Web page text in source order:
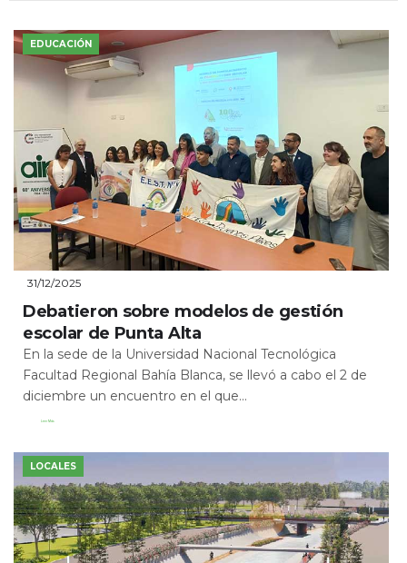
EDUCACIÓN
31/12/2025
Debatieron sobre modelos de gestión
escolar de Punta Alta
En la sede de la Universidad Nacional Tecnológica
Facultad Regional Bahía Blanca, se llevó a cabo el 2 de
diciembre un encuentro en el que...
Leer Más
LOCALES